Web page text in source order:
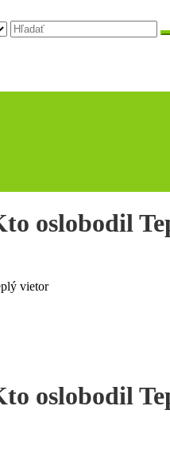
oslobodil
vietor
oslobodil